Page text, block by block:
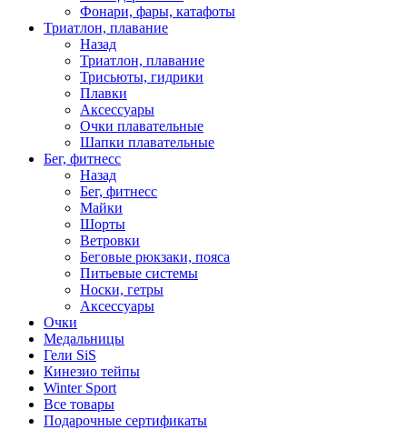
Фонари, фары, катафоты
Триатлон, плавание
Назад
Триатлон, плавание
Трисьюты, гидрики
Плавки
Аксессуары
Очки плавательные
Шапки плавательные
Бег, фитнесс
Назад
Бег, фитнесс
Майки
Шорты
Ветровки
Беговые рюкзаки, пояса
Питьевые системы
Носки, гетры
Аксессуары
Очки
Медальницы
Гели SiS
Кинезио тейпы
Winter Sport
Все товары
Подарочные сертификаты